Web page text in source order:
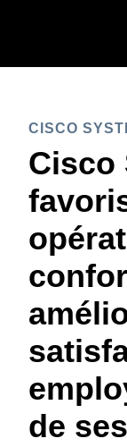
CISCO
Cisco
de